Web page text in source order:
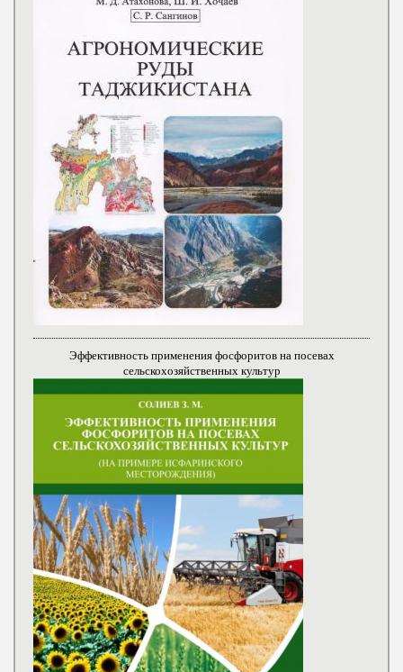
Эффективность применения фосфоритов на посевах
сельскохозяйственных культур